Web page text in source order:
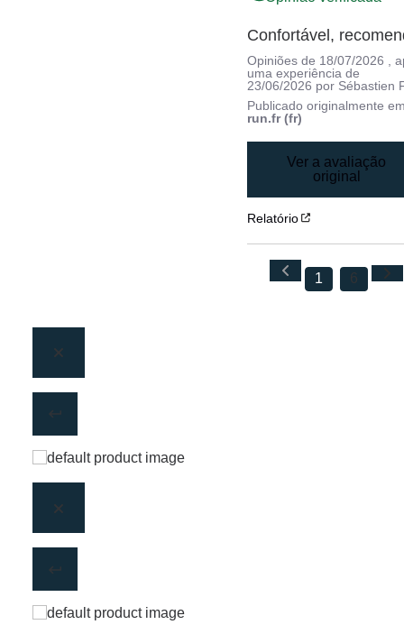
Confortável,
Opiniões de 18/07/2026 ,
uma experiência de
23/06/2026 por Sébastien
Publicado originalmente
run.fr (fr)
Ver a avaliação
original
Relatório
1 6